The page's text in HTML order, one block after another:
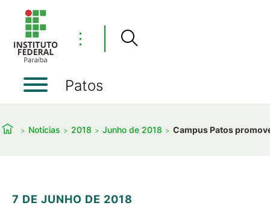
⋮
Patos
Notícias 2018 Junho de 2018 Campus Patos
7 DE JUNHO DE 2018